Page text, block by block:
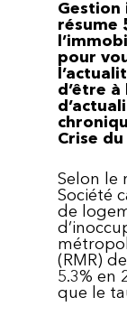
Gestion
résume
pour
d’être à
Crise
Selon le
Société
de
(RMR)
5.3% en
que le